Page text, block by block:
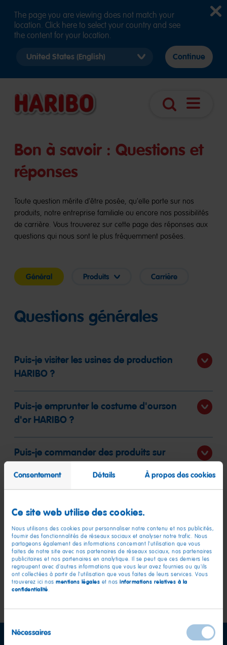
Consentement Détails À propos des cookies
Ce site web utilise des cookies.
Nous utilisons des cookies pour personnaliser notre contenu et nos publicités,
fournir des fonctionnalités de réseaux sociaux et analyser notre trafic. Nous
partageons également des informations concernant l'utilisation que vous
faites de notre site avec nos partenaires de réseaux sociaux, nos partenaires
publicitaires et nos partenaires en analytique. Il se peut que ces derniers les
regroupent avec d'autres informations que vous leur avez fournies ou qu'ils
ont collectées à partir de l'utilisation que vous faites de leurs services. Vous
trouverez ici nos mentions légales et nos informations relatives à la
confidentialité.
Sélection
duNécessaires
Bon à savoir : Questions et
réponses
Toute question mérite d'être posée, qu'elle porte sur nos
produits, notre entreprise familiale ou encore nos possibilités
de carrière. Vous trouverez sur cette page des réponses aux
questions qui nous sont le plus fréquemment posées.
Général Produits Carrière
Questions générales
Puis-je visiter les usines de production
HARIBO ?
Puis-je emprunter le costume d'ourson
d'or HARIBO ?
Puis-je commander des produits sur
mesure ?
don/sponsoring ?
Comment puis-je devenir exportateur
pour HARIBO ?
The page you are viewing does not match your
location. Click here to select your country and see
the content for your location.
country
Continue